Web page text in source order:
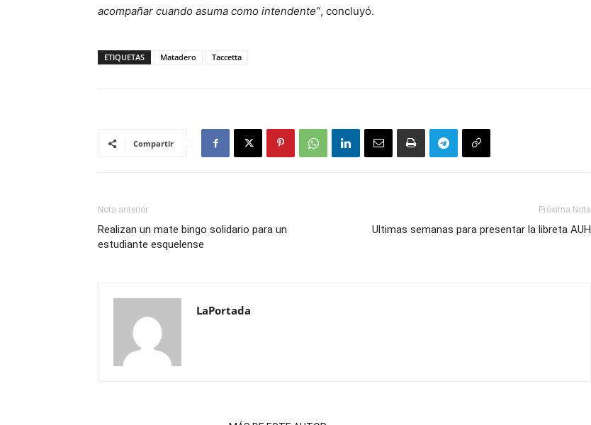
acompañar cuando asuma como intendente”, concluyó.
ETIQUETAS Matadero Taccetta
Compartir
Nota anterior
Realizan un mate bingo solidario para un
estudiante esquelense
Próxima Nota
Ultimas semanas para presentar la libreta AUH
LaPortada